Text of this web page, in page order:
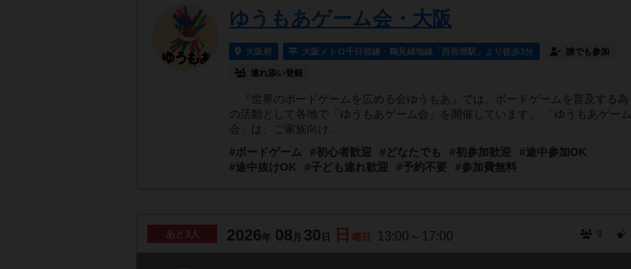
ゆうもあゲーム会・大阪
大阪府 大阪メトロ千日前線・鶴見緑地線「西長堀駅」より徒歩3分 誰でも参加
連れ添い登録
『世界のボードゲームを広める会ゆうもあ』では、ボードゲームを普及する為
の活動として各地で「ゆうもあゲーム会」を開催しています。 「ゆうもあゲーム
会」は、ご家族向け...
#ボードゲーム
#初心者歓迎 #どなたでも #初参加歓迎
#途中参加OK
#途中抜けOK
#子ども連れ歓迎 #予約不要 #参加費無料
あと 3人 2026年 08 月 30 日 曜日 13:00～17:00 9